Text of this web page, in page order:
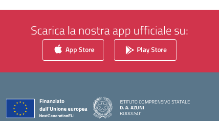
Scarica la nostra app ufficiale su:
App Store Play Store
ISTITUTO COMPRENSIVO STATALE
D. A. AZUNI
BUDDUSO'